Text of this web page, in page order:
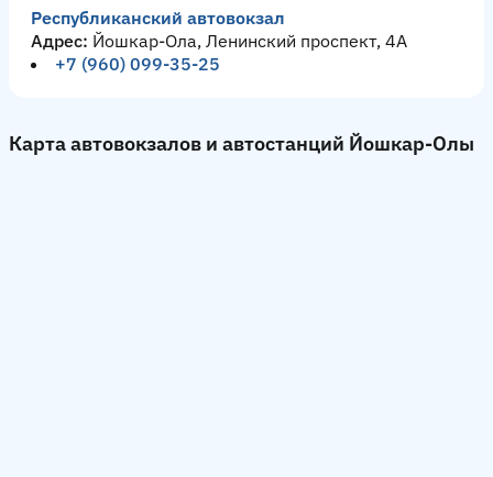
Республиканский автовокзал
Адрес: Йошкар-Ола, Ленинский проспект, 4А
+7 (960) 099-35-25
Карта автовокзалов и автостанций Йошкар-Олы